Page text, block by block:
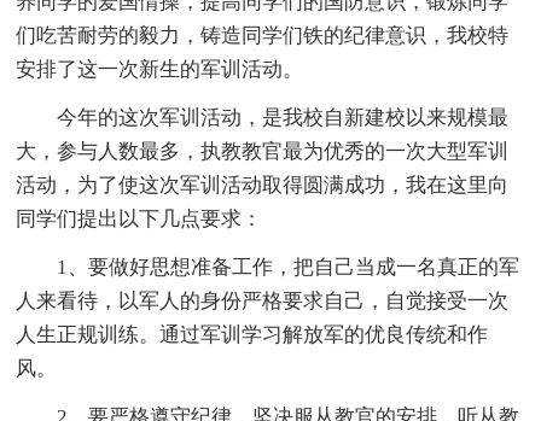
们吃苦耐劳的毅力，铸造同学们铁的纪律意识，我校特
安排了这一次新生的军训活动。
今年的这次军训活动，是我校自新建校以来规模最
大，参与人数最多，执教教官最为优秀的一次大型军训
活动，为了使这次军训活动取得圆满成功，我在这里向
同学们提出以下几点要求：
1、要做好思想准备工作，把自己当成一名真正的军
人来看待，以军人的身份严格要求自己，自觉接受一次
人生正规训练。通过军训学习解放军的优良传统和作
风。
2、要严格遵守纪律，坚决服从教官的安排，听从教